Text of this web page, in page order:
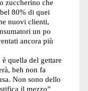
zuccherino che
80% di quei
nuovi clienti,
un po
ancora più
quella del gettare
beh non fa
Non sono dello
il mezzo”